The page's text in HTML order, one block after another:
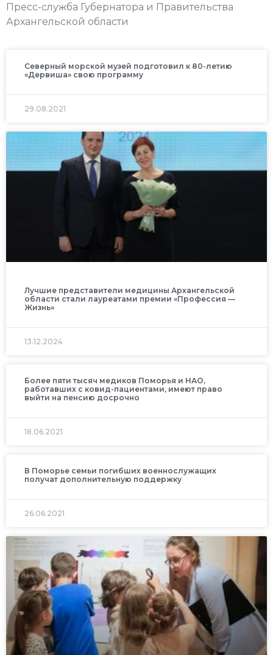
Пресс-служба Губернатора и Правительства
Архангельской области
Северный морской музей подготовил к 80-летию
«Дервиша» свою программу
29.08.2021
Лучшие представители медицины Архангельской
области стали лауреатами премии «Профессия —
Жизнь»
13.12.2024
Более пяти тысяч медиков Поморья и НАО,
работавших с ковид-пациентами, имеют право
выйти на пенсию досрочно
18.06.2021
В Поморье семьи погибших военнослужащих
получат дополнительную поддержку
26.06.2021